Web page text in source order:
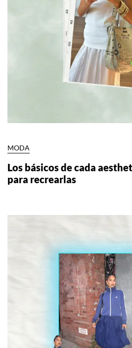
MODA
Los básicos de cada
para recrearlas